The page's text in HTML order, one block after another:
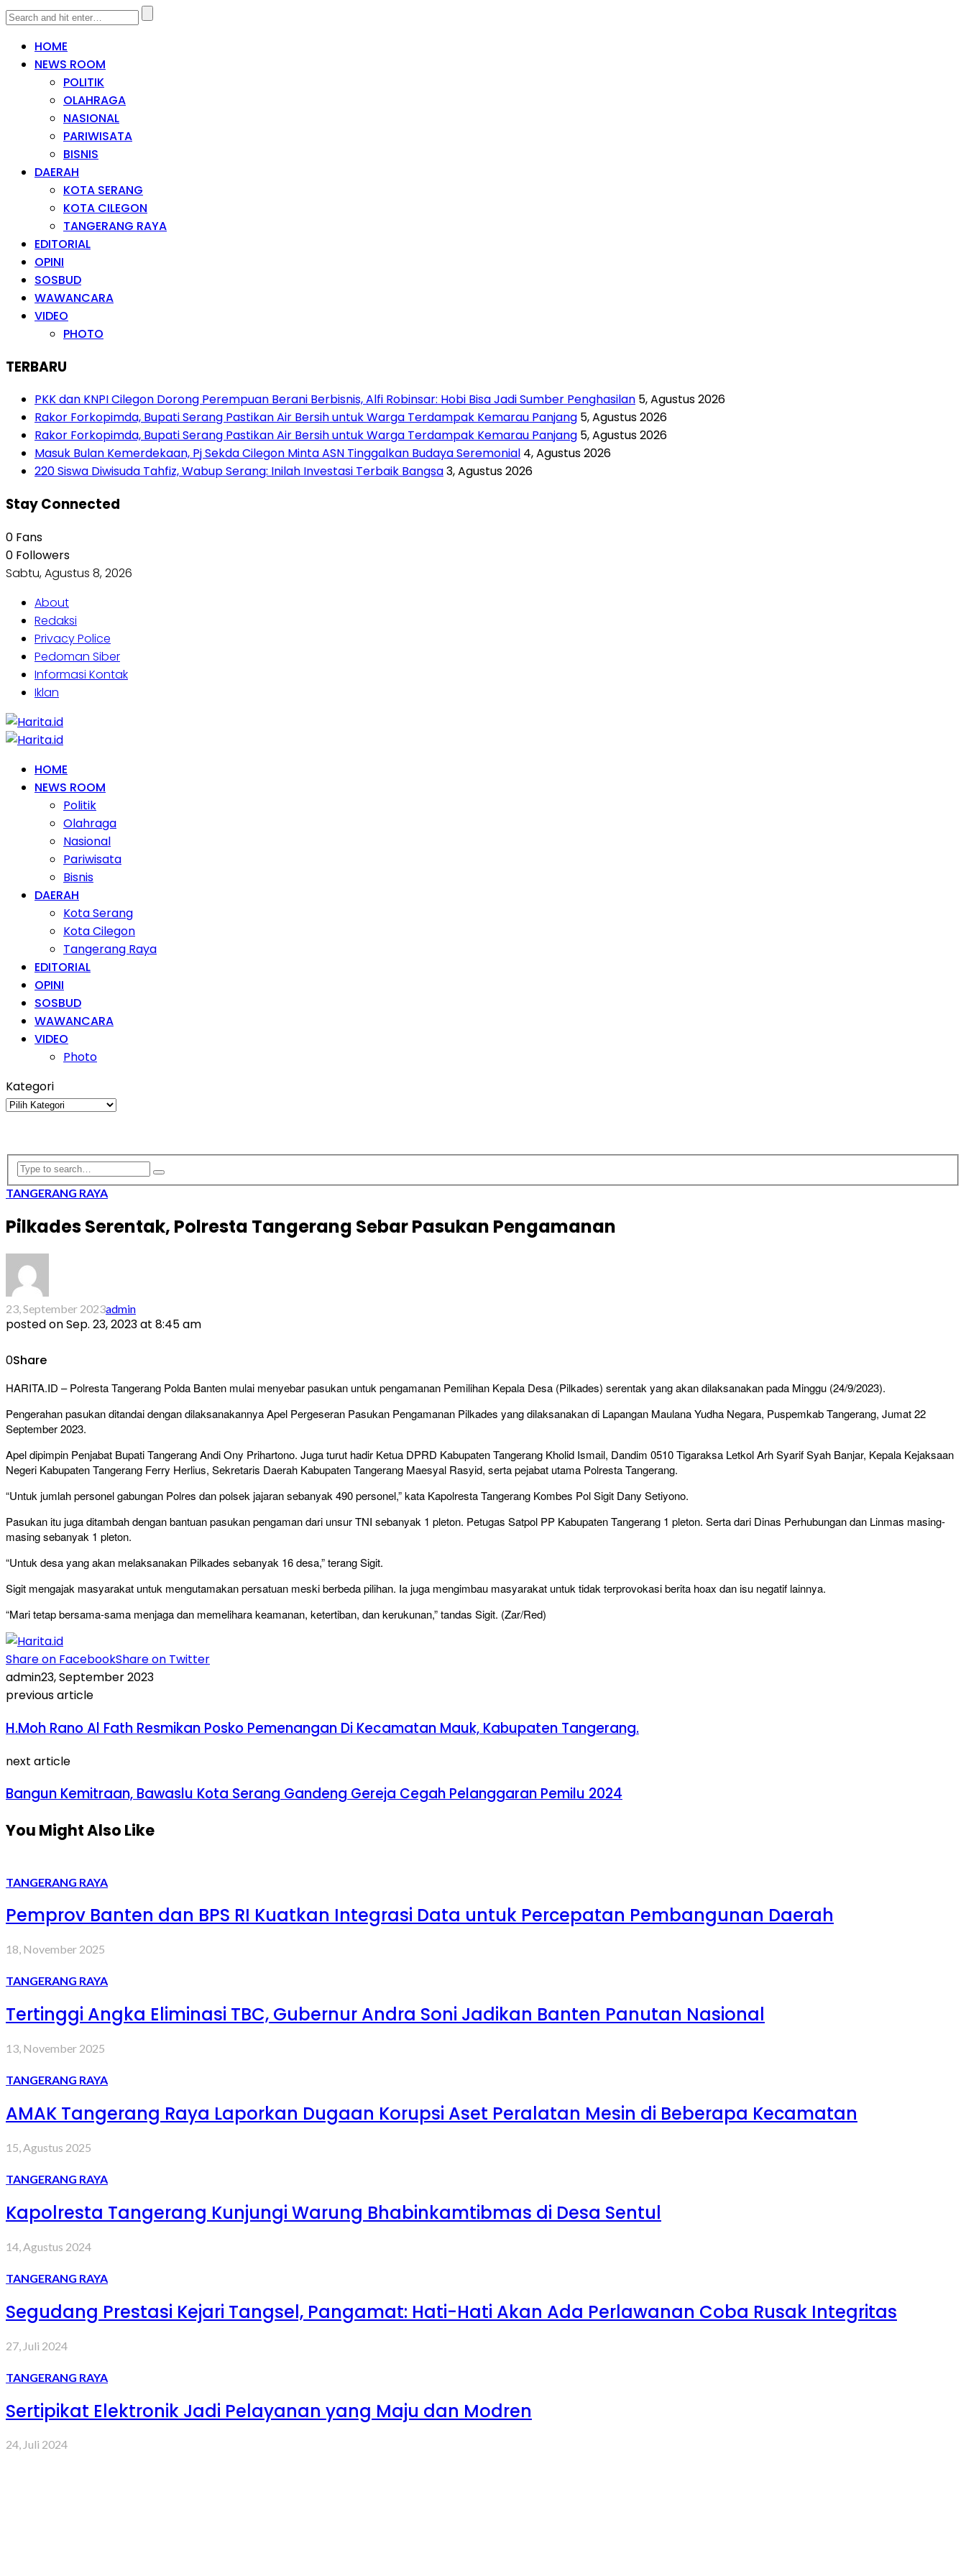
HOME
NEWS ROOM
POLITIK
OLAHRAGA
NASIONAL
PARIWISATA
BISNIS
DAERAH
KOTA SERANG
KOTA CILEGON
TANGERANG RAYA
EDITORIAL
OPINI
SOSBUD
WAWANCARA
VIDEO
PHOTO
TERBARU
PKK dan KNPI Cilegon Dorong Perempuan Berani Berbisnis, Alfi Robinsar: Hobi Bisa Jadi Sumber Penghasilan 5, Agustus 2026
Rakor Forkopimda, Bupati Serang Pastikan Air Bersih untuk Warga Terdampak Kemarau Panjang 5, Agustus 2026
Rakor Forkopimda, Bupati Serang Pastikan Air Bersih untuk Warga Terdampak Kemarau Panjang 5, Agustus 2026
Masuk Bulan Kemerdekaan, Pj Sekda Cilegon Minta ASN Tinggalkan Budaya Seremonial 4, Agustus 2026
220 Siswa Diwisuda Tahfiz, Wabup Serang: Inilah Investasi Terbaik Bangsa3, Agustus 2026
Stay Connected
0 Fans
0 Followers
Sabtu, Agustus 8, 2026
About
Redaksi
Privacy Police
Pedoman Siber
Informasi Kontak
Iklan
HOME
NEWS ROOM
Politik
Olahraga
Nasional
Pariwisata
Bisnis
DAERAH
Kota Serang
Kota Cilegon
Tangerang Raya
EDITORIAL
OPINI
SOSBUD
WAWANCARA
VIDEO
Photo
Kategori
Kategori
TANGERANG RAYA
Pilkades Serentak, Polresta Tangerang Sebar Pasukan Pengamanan
23, September 2023admin
posted onSep. 23, 2023 at 8:45 am
0Share
HARITA.ID – Polresta Tangerang Polda Banten mulai menyebar pasukan untuk pengamanan Pemilihan Kepala Desa (Pilkades) serentak yang akan dilaksanakan pada Minggu (24/9/2023).
Pengerahan pasukan ditandai dengan dilaksanakannya Apel Pergeseran Pasukan Pengamanan Pilkades yang dilaksanakan di Lapangan Maulana Yudha Negara, Puspemkab Tangerang, Jumat 22
September 2023.
Apel dipimpin Penjabat Bupati Tangerang Andi Ony Prihartono. Juga turut hadir Ketua DPRD Kabupaten Tangerang Kholid Ismail, Dandim 0510 Tigaraksa Letkol Arh Syarif Syah Banjar, Kepala Kejaksaan
Negeri Kabupaten Tangerang Ferry Herlius, Sekretaris Daerah Kabupaten Tangerang Maesyal Rasyid, serta pejabat utama Polresta Tangerang.
“Untuk jumlah personel gabungan Polres dan polsek jajaran sebanyak 490 personel,” kata Kapolresta Tangerang Kombes Pol Sigit Dany Setiyono.
Pasukan itu juga ditambah dengan bantuan pasukan pengaman dari unsur TNI sebanyak 1 pleton. Petugas Satpol PP Kabupaten Tangerang 1 pleton. Serta dari Dinas Perhubungan dan Linmas masing-
masing sebanyak 1 pleton.
“Untuk desa yang akan melaksanakan Pilkades sebanyak 16 desa,” terang Sigit.
Sigit mengajak masyarakat untuk mengutamakan persatuan meski berbeda pilihan. Ia juga mengimbau masyarakat untuk tidak terprovokasi berita hoax dan isu negatif lainnya.
“Mari tetap bersama-sama menjaga dan memelihara keamanan, ketertiban, dan kerukunan,” tandas Sigit. (Zar/Red)
Share on FacebookShare on Twitter
admin23, September 2023
previous article
H.Moh Rano Al Fath Resmikan Posko Pemenangan Di Kecamatan Mauk, Kabupaten Tangerang.
next article
Bangun Kemitraan, Bawaslu Kota Serang Gandeng Gereja Cegah Pelanggaran Pemilu 2024
You Might Also Like
TANGERANG RAYA
Pemprov Banten dan BPS RI Kuatkan Integrasi Data untuk Percepatan Pembangunan Daerah
18, November 2025
TANGERANG RAYA
Tertinggi Angka Eliminasi TBC, Gubernur Andra Soni Jadikan Banten Panutan Nasional
13, November 2025
TANGERANG RAYA
AMAK Tangerang Raya Laporkan Dugaan Korupsi Aset Peralatan Mesin di Beberapa Kecamatan
15, Agustus 2025
TANGERANG RAYA
Kapolresta Tangerang Kunjungi Warung Bhabinkamtibmas di Desa Sentul
14, Agustus 2024
TANGERANG RAYA
Segudang Prestasi Kejari Tangsel, Pangamat: Hati-Hati Akan Ada Perlawanan Coba Rusak Integritas
27, Juli 2024
TANGERANG RAYA
Sertipikat Elektronik Jadi Pelayanan yang Maju dan Modren
24, Juli 2024